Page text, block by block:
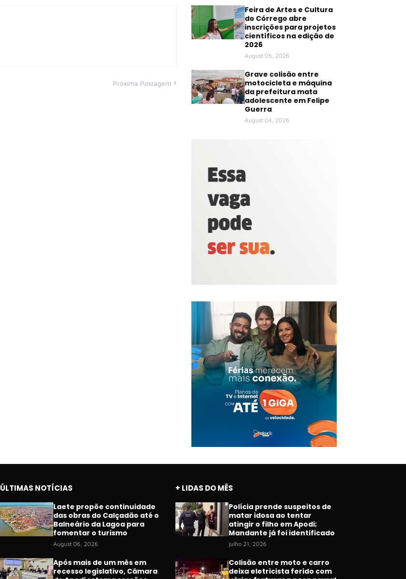
Próxima Postagem
Feira de Artes e Cultura
do Córrego abre
inscrições para projetos
científicos na edição de
2026
August 05, 2026
Grave colisão entre
motocicleta e máquina
da prefeitura mata
adolescente em Felipe
Guerra
August 04, 2026
ÚLTIMAS NOTÍCIAS
Laete propõe continuidade
das obras do Calçadão até o
Balneário da Lagoa para
fomentar o turismo
August 06, 2026
Após mais de um mês em
recesso legislativo, Câmara
+ LIDAS DO MÊS
Polícia prende suspeitos de
matar idosa ao tentar
atingir o filho em Apodi;
Mandante já foi identificado
julho 21, 2026
Colisão entre moto e carro
deixa eletricista ferido com